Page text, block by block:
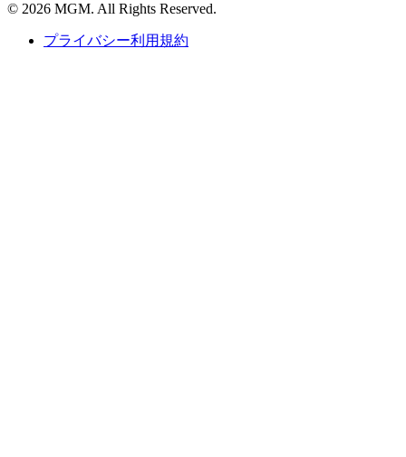
© 2026 MGM. All Rights Reserved.
プライバシー利用規約